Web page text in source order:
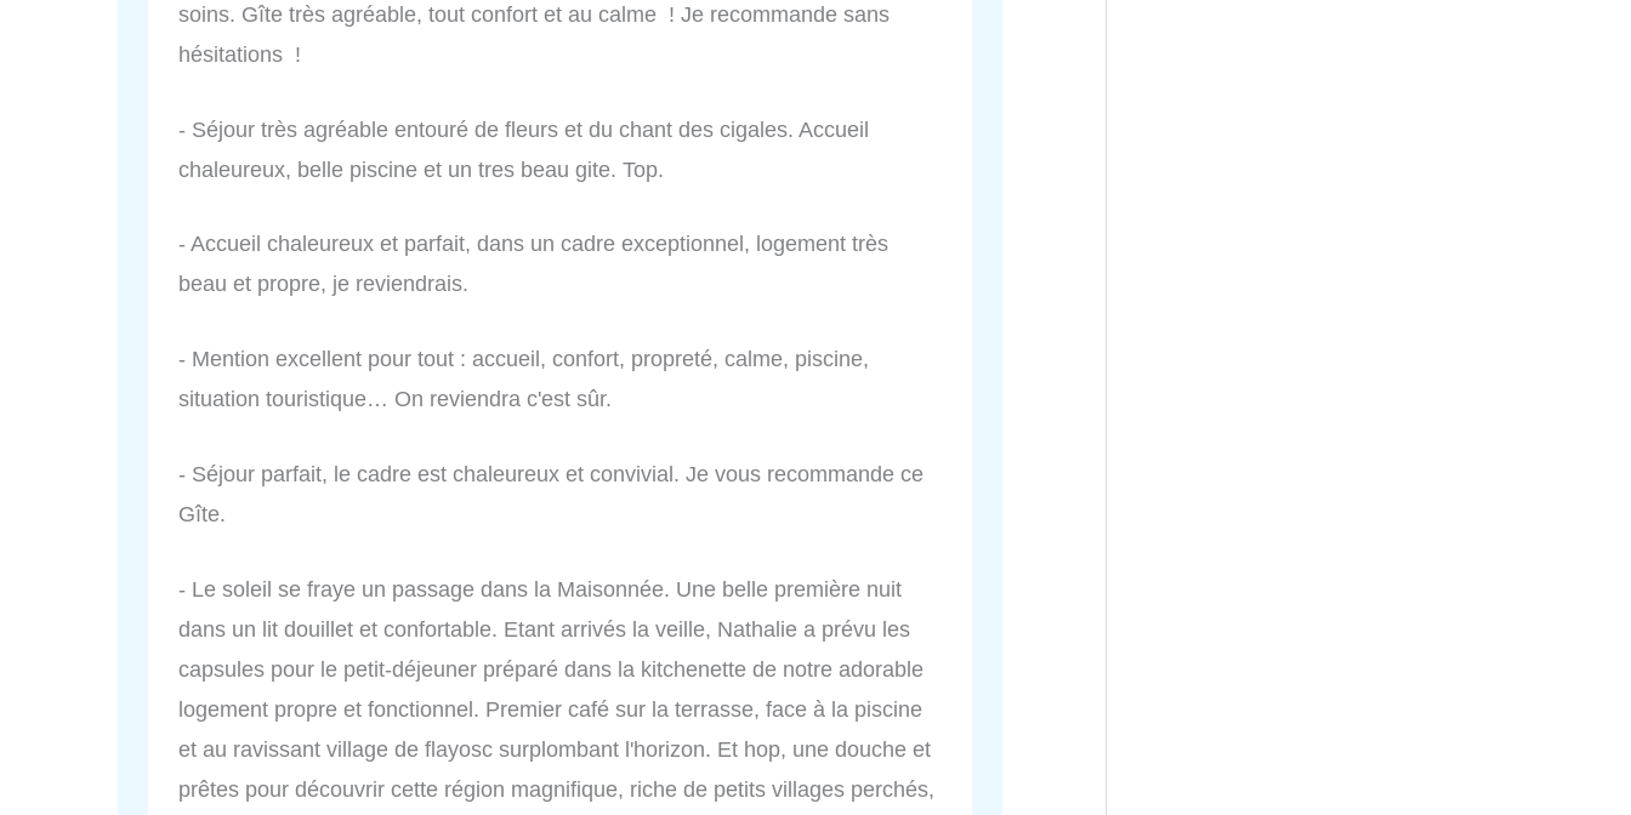
soins. Gîte très agréable, tout confort et au calme ! Je recommande sans
hésitations !
- Séjour très agréable entouré de fleurs et du chant des cigales. Accueil
chaleureux, belle piscine et un tres beau gite. Top.
- Accueil chaleureux et parfait, dans un cadre exceptionnel, logement très
beau et propre, je reviendrais.
- Mention excellent pour tout : accueil, confort, propreté, calme, piscine,
situation touristique… On reviendra c'est sûr.
- Séjour parfait, le cadre est chaleureux et convivial. Je vous recommande ce
Gîte.
- Le soleil se fraye un passage dans la Maisonnée. Une belle première nuit
dans un lit douillet et confortable. Etant arrivés la veille, Nathalie a prévu les
capsules pour le petit-déjeuner préparé dans la kitchenette de notre adorable
logement propre et fonctionnel. Premier café sur la terrasse, face à la piscine
et au ravissant village de flayosc surplombant l'horizon. Et hop, une douche et
prêtes pour découvrir cette région magnifique, riche de petits villages perchés,